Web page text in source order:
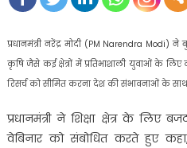
प्रधानमंत्री नरेंद्र मोदी (PM Narendra Modi)
कृषि जैसे कई क्षेत्रों में प्रतिभाशाली युवाओं के
रिसर्च को सीमित करना देश की संभावनाओं के साथ
प्रधानमंत्री ने शिक्षा क्षेत्र के लिए
वेबिनार को संबोधित करते हुए कहा,